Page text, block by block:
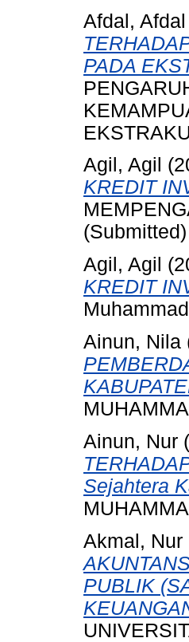
Afdal, Afdal
PADA
Agil, Agil
KREDIT
(Submitted)
Agil, Agil
KREDIT
Ainun, Nila
Ainun, Nur
Sejahtera
Akmal, Nur
PUBLIK